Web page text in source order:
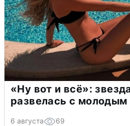
«Ну вот и всё»:
развелась с
6 августа 69